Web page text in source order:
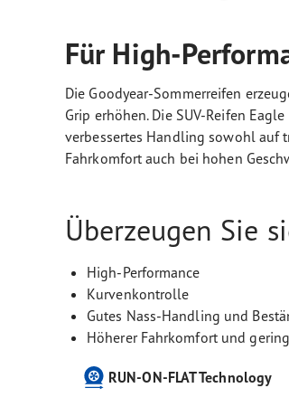
Für High-
Die Goodyear-Sommerreifen
Grip erhöhen. Die SUV-Reifen
verbessertes Handling sowohl auf
Fahrkomfort auch bei hohen
Überzeugen Sie
High-Performance
Kurvenkontrolle
Gutes Nass-Handling und
Höherer Fahrkomfort und
RUN-ON-FLAT Technology